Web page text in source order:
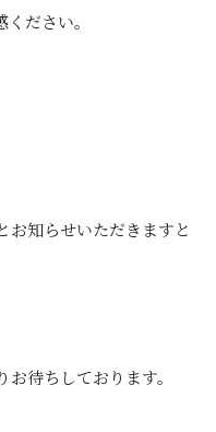
ださい。
知らせいただきますと
待ちしております。